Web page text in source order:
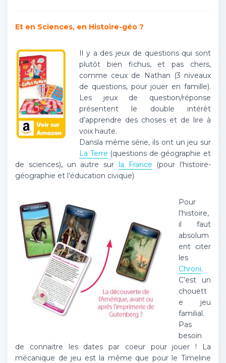
Et en Sciences, en Histoire-géo ?
Il y a des jeux de questions qui sont
plutôt bien fichus, et pas chers,
comme ceux de Nathan (3 niveaux
de questions, pour jouer en famille).
Les jeux de question/réponse
présentent le double intérêt
d’apprendre des choses et de lire à
voix haute.
Dansla même série, ils ont un jeu sur
La Terre (questions de géographie et
de sciences), un autre sur la France (pour l’histoire-
géographie et l’éducation civique)
Pour
l’histoire,
il faut
absolum
ent citer
les
Chroni.
C’est un
chouett
e jeu
familial.
Pas
besoin
de connaitre les dates par coeur pour jouer ! La
mécanique de jeu est la même que pour le Timeline